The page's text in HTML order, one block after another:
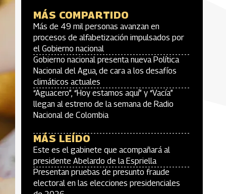
MÁS COMPARTIDO
Más de 49 mil personas avanzan en
procesos de alfabetización impulsados por
el Gobierno nacional
Gobierno nacional presenta nueva Política
Nacional del Agua, de cara a los desafíos
climáticos actuales
“Aguacero”, “Hoy estamos aquí” y “Vacía”
llegan al estreno de la semana de Radio
Nacional de Colombia
MÁS LEÍDO
Este es el gabinete que acompañará al
presidente Abelardo de la Espriella
Presentan pruebas de presunto fraude
electoral en las elecciones presidenciales